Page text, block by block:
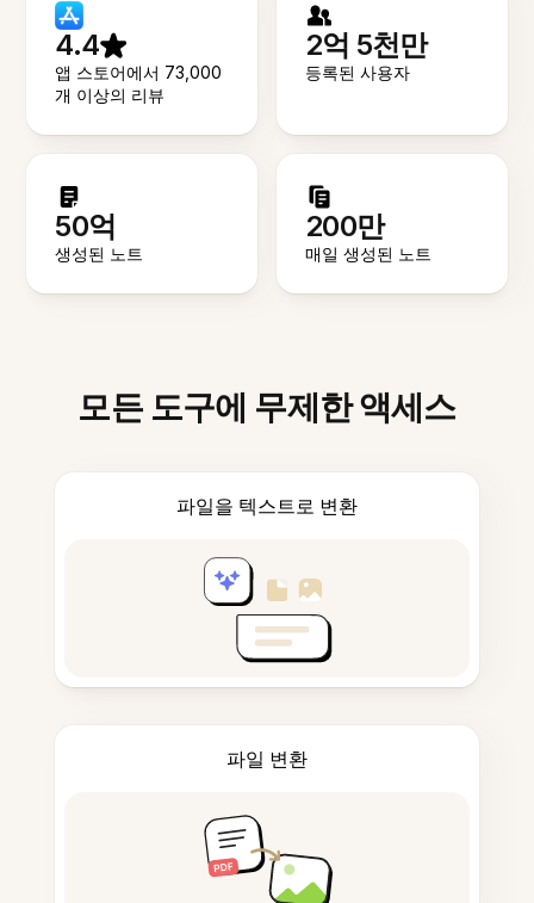
4.4
앱 스토어에서 73,000
개 이상의 리뷰
2억 5천만
등록된 사용자
50억
생성된 노트
200만
매일 생성된 노트
모든 도구에 무제한 액세스
파일을 텍스트로 변환
파일 변환